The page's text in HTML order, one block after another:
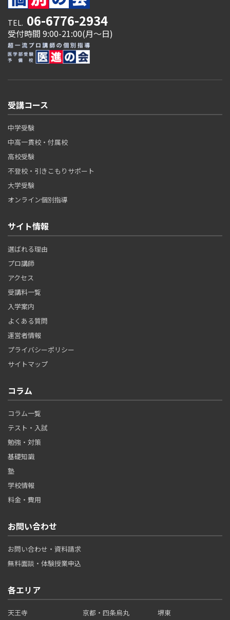
TEL. 06-6776-2934
受付時間 9:00-21:00(月～日)
受講コース
中学受験
中高一貫校・付属校
高校受験
不登校・引きこもりサポート
大学受験
オンライン個別指導
サイト情報
選ばれる理由
プロ講師
アクセス
受講料一覧
入学案内
よくある質問
運営者情報
プライバシーポリシー
サイトマップ
コラム
コラム一覧
テスト・入試
勉強・対策
基礎知識
塾
学校情報
料金・費用
お問い合わせ
お問い合わせ・資料請求
無料面談・体験授業申込
各エリア
天王寺 京都・四条烏丸 堺東